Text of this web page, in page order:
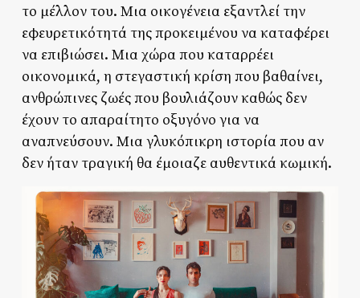
το μέλλον του. Μια οικογένεια εξαντλεί την
εφευρετικότητά της προκειμένου να καταφέρει
να επιβιώσει. Μια χώρα που καταρρέει
οικονομικά, η στεγαστική κρίση που βαθαίνει,
ανθρώπινες ζωές που βουλιάζουν καθώς δεν
έχουν το απαραίτητο οξυγόνο για να
αναπνεύσουν. Μια γλυκόπικρη ιστορία που αν
δεν ήταν τραγική θα έμοιαζε αυθεντικά κωμική.